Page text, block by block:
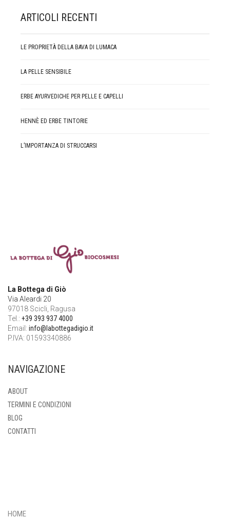
ARTICOLI RECENTI
LE PROPRIETÀ DELLA BAVA DI LUMACA
LA PELLE SENSIBILE
ERBE AYURVEDICHE PER PELLE E CAPELLI
HENNÈ ED ERBE TINTORIE
L’IMPORTANZA DI STRUCCARSI
La Bottega di Giò
Via Aleardi 20
97018 Scicli, Ragusa
Tel.: +39 393 937 4000
Email: info@labottegadigio.it
P.IVA: 01593340886
NAVIGAZIONE
ABOUT
TERMINI E CONDIZIONI
BLOG
CONTATTI
HOME